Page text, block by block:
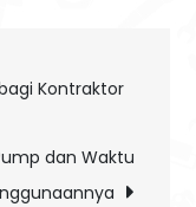
Kontraktor
dan Waktu